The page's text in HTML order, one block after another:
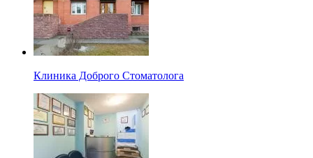
Клиника Доброго Стоматолога